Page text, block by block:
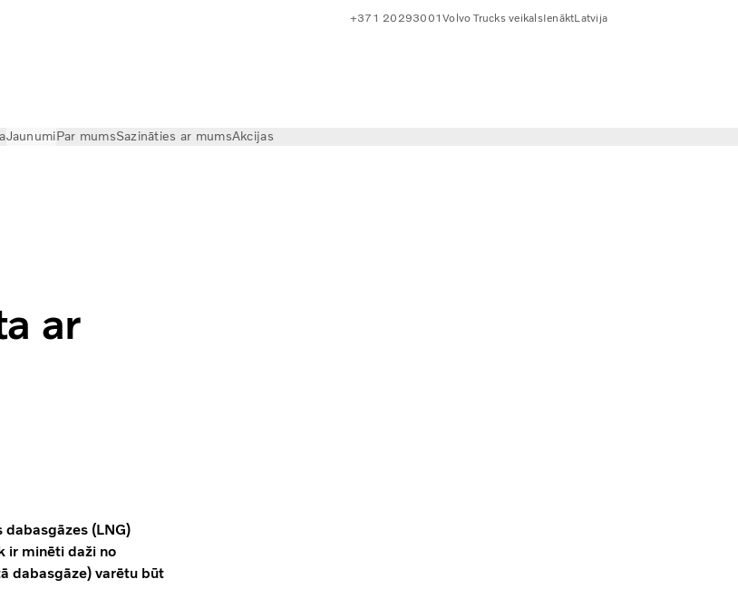
+371 20293001Volvo Trucks veikalsIenāktLatvija
JaunumiPar mumsSazināties ar mumsAkcijas
ar
(LNG)
ir minēti daži no
dabasgāze) varētu būt